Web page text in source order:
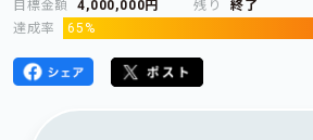
目標金額 4,000,000円 残り
終了
達成率
65%